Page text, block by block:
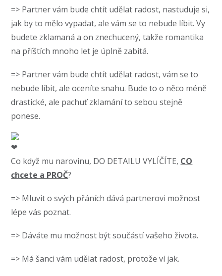
=> Partner vám bude chtít udělat radost, nastuduje si,
jak by to mělo vypadat, ale vám se to nebude líbit. Vy
budete zklamaná a on znechucený, takže romantika
na příštích mnoho let je úplně zabitá.
=> Partner vám bude chtít udělat radost, vám se to
nebude líbit, ale oceníte snahu. Bude to o něco méně
drastické, ale pachuť zklamání to sebou stejně
ponese.
Co když mu narovinu, DO DETAILU VYLÍČÍTE, CO
chcete a PROČ?
=> Mluvit o svých přáních dává partnerovi možnost
lépe vás poznat.
=> Dáváte mu možnost být součástí vašeho života.
=> Má šanci vám udělat radost, protože ví jak.